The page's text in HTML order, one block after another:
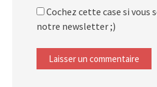
Cochez cette case si vous
notre newsletter ;)